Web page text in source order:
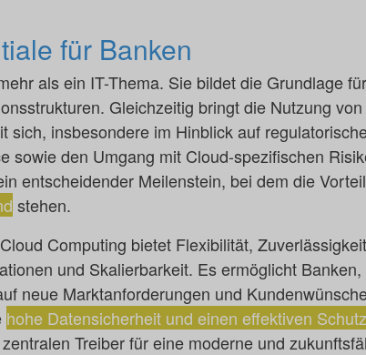
für Banken
als ein IT-Thema. Sie bildet die Grundlage
Gleichzeitig bringt die Nutzung
sich, insbesondere im Hinblick auf
sowie den Umgang mit Cloud-spezifischen
entscheidender Meilenstein, bei dem die
stehen.
Computing bietet Flexibilität,
und Skalierbarkeit. Es ermöglicht
neue Marktanforderungen und
hohe Datensicherheit und einen effektiven
Treiber für eine moderne und